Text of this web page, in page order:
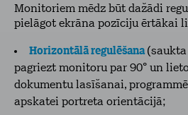
Monitoriem mēdz būt dažādi
pielāgot ekrāna pozīciju ērtākai
Horizontālā regulēšana
pagriezt monitoru par 90° un
dokumentu lasīšanai,
apskatei portreta orientācijā;